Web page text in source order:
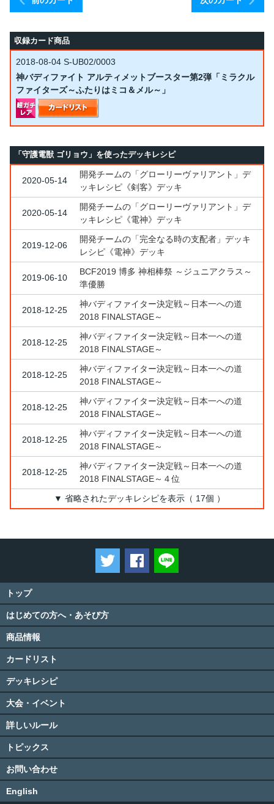
収録カード商品
2018-08-04 S-UB02/0003
神バディファイト アルティメットブースター第2弾「ミラクル
ファイターズ～ふたりはミコ＆メル～」
「守護電獣 ゴリョウ」を使ったデッキレシピ
2020-05-14
開発チームの「グローリーヴァリアント」デ
ッキレシピ《剣客》デッキ
2020-05-14
開発チームの「グローリーヴァリアント」デ
ッキレシピ《電神》デッキ
2019-12-06
開発チームの「完全なる時の支配者」デッキ
レシピ《電神》デッキ
2019-06-10
BCF2019 博多 神相棒祭 ～ジュニアクラス～
準優勝
2018-12-25
神バディファイター決定戦～日本一への道
2018 FINALSTAGE～
2018-12-25
神バディファイター決定戦～日本一への道
2018 FINALSTAGE～
2018-12-25
神バディファイター決定戦～日本一への道
2018 FINALSTAGE～
2018-12-25
神バディファイター決定戦～日本一への道
2018 FINALSTAGE～
2018-12-25
神バディファイター決定戦～日本一への道
2018 FINALSTAGE～
2018-12-25
神バディファイター決定戦～日本一への道
2018 FINALSTAGE～４位
▼ 省略されたデッキレシピを表示（ 17個 ）
ツイートするFacebookでシェアする
トップ
はじめての方へ・あそび方
商品情報
カードリスト
デッキレシピ
大会・イベント
詳しいルール
トピックス
お問い合わせ
English